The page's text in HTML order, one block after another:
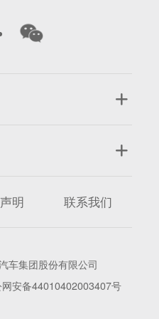
明 联系我们
车集团股份有限公司
安备44010402003407号